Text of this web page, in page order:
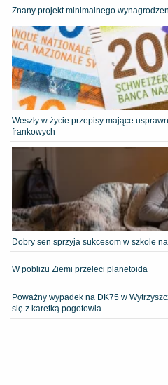
Znany projekt minimalnego
Weszły w życie przepisy mające
frankowych
Dobry sen sprzyja sukcesom w szkole
W pobliżu Ziemi przeleci planetoida
Poważny wypadek na DK75 w
się z karetką pogotowia